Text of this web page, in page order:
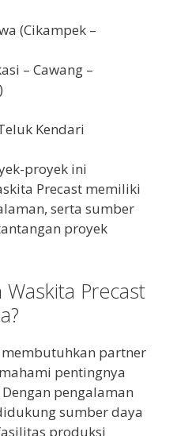
(Cikampek –
– Cawang –
Kendari
proyek ini
Precast memiliki
serta sumber
proyek
Precast
partner
pentingnya
pengalaman
sumber daya
produksi